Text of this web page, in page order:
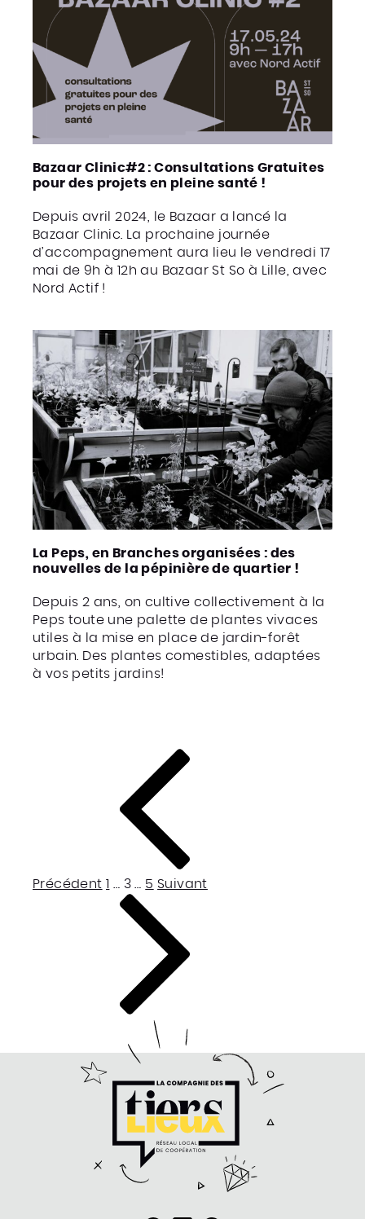
Bazaar Clinic#2 : Consultations Gratuites
pour des projets en pleine santé !
Depuis avril 2024, le Bazaar a lancé la
Bazaar Clinic. La prochaine journée
d’accompagnement aura lieu le vendredi 17
mai de 9h à 12h au Bazaar St So à Lille, avec
Nord Actif !
La Peps, en Branches organisées : des
nouvelles de la pépinière de quartier !
Depuis 2 ans, on cultive collectivement à la
Peps toute une palette de plantes vivaces
utiles à la mise en place de jardin-forêt
urbain. Des plantes comestibles, adaptées
à vos petits jardins!
Précédent Page
1 … Page
3 … Page
5 Suivant